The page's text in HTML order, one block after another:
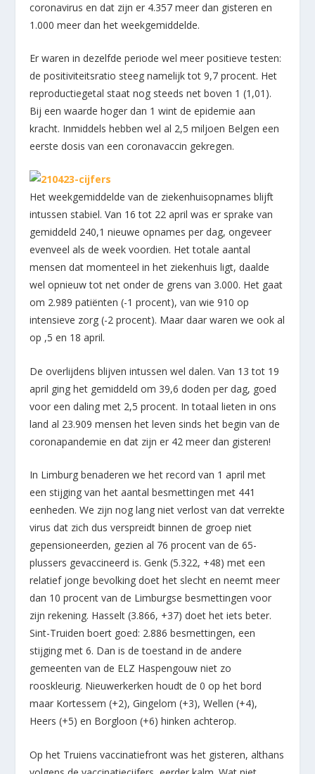
coronavirus en dat zijn er 4.357 meer dan gisteren en
1.000 meer dan het weekgemiddelde.
Er waren in dezelfde periode wel meer positieve testen:
de positiviteitsratio steeg namelijk tot 9,7 procent. Het
reproductiegetal staat nog steeds net boven 1 (1,01).
Bij een waarde hoger dan 1 wint de epidemie aan
kracht. Inmiddels hebben wel al 2,5 miljoen Belgen een
eerste dosis van een coronavaccin gekregen.
Het weekgemiddelde van de ziekenhuisopnames blijft
intussen stabiel. Van 16 tot 22 april was er sprake van
gemiddeld 240,1 nieuwe opnames per dag, ongeveer
evenveel als de week voordien. Het totale aantal
mensen dat momenteel in het ziekenhuis ligt, daalde
wel opnieuw tot net onder de grens van 3.000. Het gaat
om 2.989 patiënten (-1 procent), van wie 910 op
intensieve zorg (-2 procent). Maar daar waren we ook al
op ,5 en 18 april.
De overlijdens blijven intussen wel dalen. Van 13 tot 19
april ging het gemiddeld om 39,6 doden per dag, goed
voor een daling met 2,5 procent. In totaal lieten in ons
land al 23.909 mensen het leven sinds het begin van de
coronapandemie en dat zijn er 42 meer dan gisteren!
In Limburg benaderen we het record van 1 april met
een stijging van het aantal besmettingen met 441
eenheden. We zijn nog lang niet verlost van dat verrekte
virus dat zich dus verspreidt binnen de groep niet
gepensioneerden, gezien al 76 procent van de 65-
plussers gevaccineerd is. Genk (5.322, +48) met een
relatief jonge bevolking doet het slecht en neemt meer
dan 10 procent van de Limburgse besmettingen voor
zijn rekening. Hasselt (3.866, +37) doet het iets beter.
Sint-Truiden boert goed: 2.886 besmettingen, een
stijging met 6. Dan is de toestand in de andere
gemeenten van de ELZ Haspengouw niet zo
rooskleurig. Nieuwerkerken houdt de 0 op het bord
maar Kortessem (+2), Gingelom (+3), Wellen (+4),
Heers (+5) en Borgloon (+6) hinken achterop.
Op het Truiens vaccinatiefront was het gisteren, althans